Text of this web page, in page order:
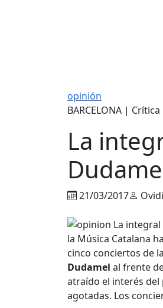
opinión
BARCELONA | Crítica
La
21/03/2017
la Música Catalana
cinco conciertos de
Dudamel al frente
atraído el interés del
agotadas. Los